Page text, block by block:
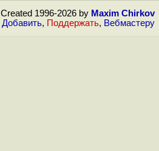
Created 1996-2026 by Maxim Chirkov
Добавить, Поддержать, Вебмастеру